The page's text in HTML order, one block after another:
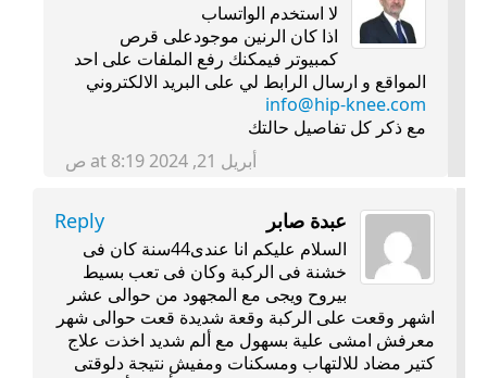
لا استخدم الواتساب
اذا كان الرنين موجودعلى قرص
كمبيوتر فيمكنك رفع الملفات على احد
المواقع و ارسال الرابط لي على البريد الالكتروني
info@hip-knee.com
مع ذكر كل تفاصيل حالتك
أبريل 21, 2024 at 8:19 ص
عبدة صابر Reply
السلام عليكم انا عندى44سنة كان فى
خشنة فى الركبة وكان فى تعب بسيط
بيروح ويجى مع المجهود من حوالى عشر
اشهر وقعت على الركبة وقعة شديدة قعت حوالى شهر
معرفش امشى علية بسهول مع ألم شديد اخذت علاج
كتير مضاد للالتهاب ومسكنات ومفيش نتيجة دلوقتى